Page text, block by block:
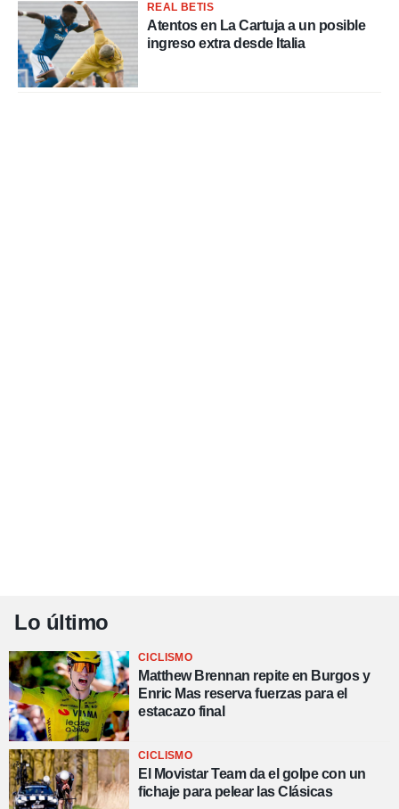
REAL BETIS
Atentos en La Cartuja a un posible
ingreso extra desde Italia
Lo último
CICLISMO
Matthew Brennan repite en Burgos y
Enric Mas reserva fuerzas para el
estacazo final
CICLISMO
El Movistar Team da el golpe con un
fichaje para pelear las Clásicas